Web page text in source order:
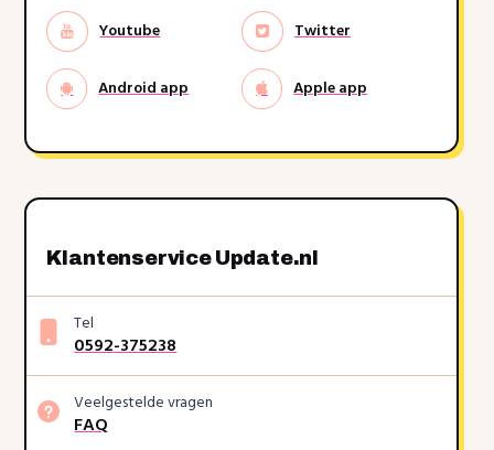
Youtube Twitter
Android app Apple app
Klantenservice Update.nl
Tel
0592-375238
Veelgestelde vragen
FAQ